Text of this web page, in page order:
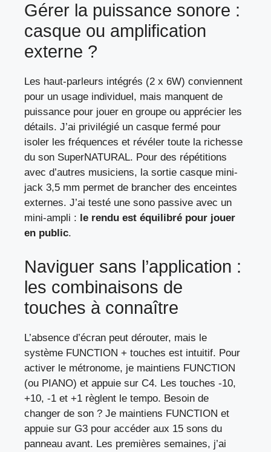
Gérer la puissance sonore :
casque ou amplification
externe ?
Les haut-parleurs intégrés (2 x 6W) conviennent
pour un usage individuel, mais manquent de
puissance pour jouer en groupe ou apprécier les
détails. J’ai privilégié un casque fermé pour
isoler les fréquences et révéler toute la richesse
du son SuperNATURAL. Pour des répétitions
avec d’autres musiciens, la sortie casque mini-
jack 3,5 mm permet de brancher des enceintes
externes. J’ai testé une sono passive avec un
mini-ampli : le rendu est équilibré pour jouer
en public.
Naviguer sans l’application :
les combinaisons de
touches à connaître
L’absence d’écran peut dérouter, mais le
système FUNCTION + touches est intuitif. Pour
activer le métronome, je maintiens FUNCTION
(ou PIANO) et appuie sur C4. Les touches -10,
+10, -1 et +1 règlent le tempo. Besoin de
changer de son ? Je maintiens FUNCTION et
appuie sur G3 pour accéder aux 15 sons du
panneau avant. Les premières semaines, j’ai